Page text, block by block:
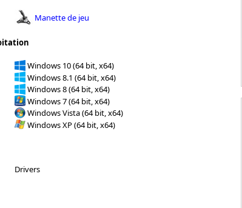
Manette de jeu
Windows 10 (64 bit, x64)
Windows 8.1 (64 bit, x64)
Windows 8 (64 bit, x64)
Windows 7 (64 bit, x64)
Windows Vista (64 bit, x64)
Windows XP (64 bit, x64)
Drivers